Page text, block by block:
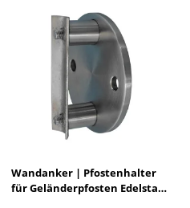
Wandanker | Pfostenhalter
für Geländerpfosten Edelstahl